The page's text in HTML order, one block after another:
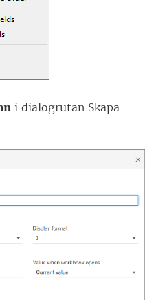
i dialogrutan Skapa